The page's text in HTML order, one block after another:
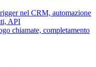
nel CRM, automazione
API
chiamate, completamento